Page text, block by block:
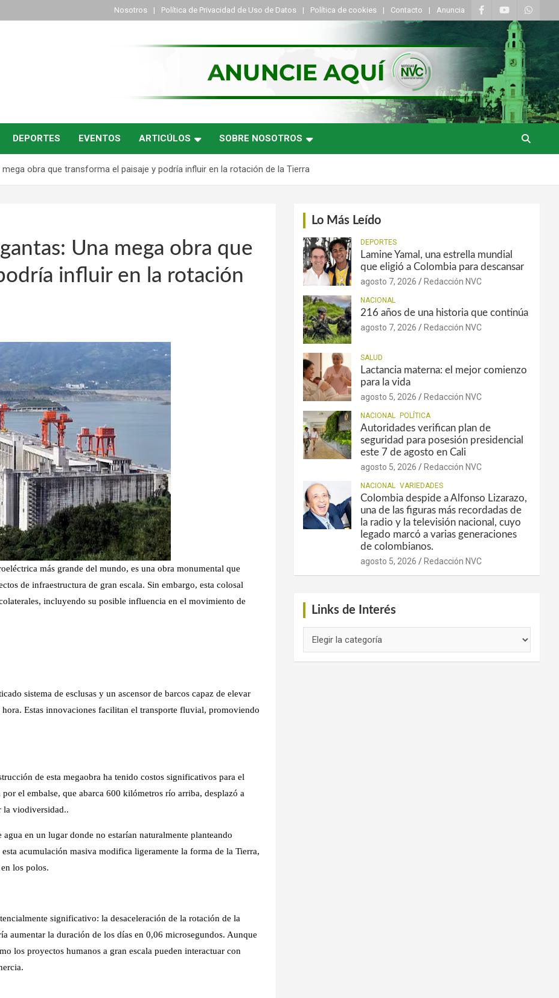
Nosotros Política de Privacidad de Uso de Datos Política de cookies Contacto Anuncia
DEPORTES EVENTOS ARTICÚLOS SOBRE NOSOTROS
mega obra que transforma el paisaje y podría influir en la rotación de la Tierra
Una mega obra que
influir en la rotación
más grande del mundo, es una obra monumental que
de infraestructura de gran escala. Sin embargo, esta colosal
incluyendo su posible influencia en el movimiento de
sistema de esclusas y un ascensor de barcos capaz de elevar
Estas innovaciones facilitan el transporte fluvial, promoviendo
de esta megaobra ha tenido costos significativos para el
el embalse, que abarca 600 kilómetros río arriba, desplazó a
la viodiversidad..
en un lugar donde no estarían naturalmente planteando
acumulación masiva modifica ligeramente la forma de la Tierra,
los polos.
significativo: la desaceleración de la rotación de la
aumentar la duración de los días en 0,06 microsegundos. Aunque
los proyectos humanos a gran escala pueden interactuar con
Lo Más Leído
DEPORTES
Lamine Yamal, una estrella mundial
que eligió a Colombia para descansar
agosto 7, 2026 Redacción NVC
NACIONAL
216 años de una historia que continúa
agosto 7, 2026 Redacción NVC
SALUD
Lactancia materna: el mejor comienzo
para la vida
agosto 5, 2026 Redacción NVC
NACIONAL POLÍTICA
Autoridades verifican plan de
seguridad para posesión presidencial
este 7 de agosto en Cali
agosto 5, 2026 Redacción NVC
NACIONAL VARIEDADES
Colombia despide a Alfonso Lizarazo,
una de las figuras más recordadas de
la radio y la televisión nacional, cuyo
legado marcó a varias generaciones
de colombianos.
agosto 5, 2026 Redacción NVC
Links de Interés
de